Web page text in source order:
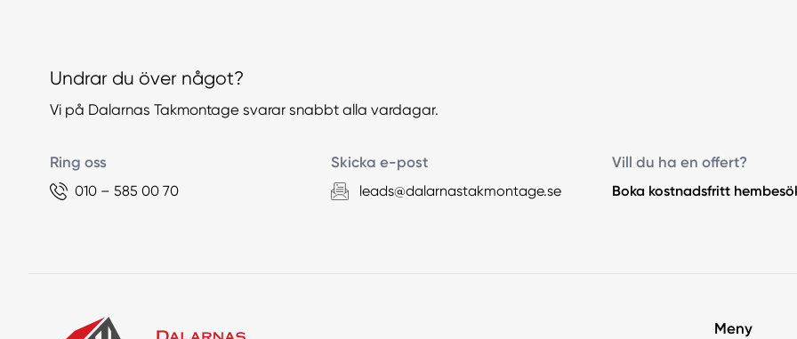
Undrar du över något?
Vi på Dalarnas Takmontage svarar snabbt alla vardagar.
Ring oss
010 – 585 00 70
Skicka e-post
leads@dalarnastakmontage.se
Vill du ha en offert?
Boka kostnadsfritt
Meny